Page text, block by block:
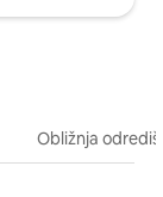
Obližnja